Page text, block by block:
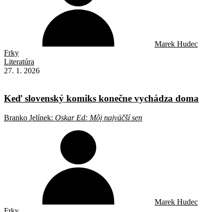
Marek Hudec
Frky
Literatúra
27. 1. 2026
Keď slovenský komiks konečne vychádza doma
Branko Jelínek: Oskar Ed: Môj najväčší sen
Marek Hudec